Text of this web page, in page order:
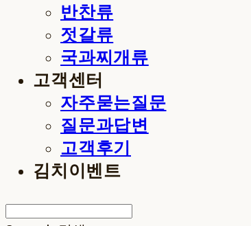
반찬류
젓갈류
국과찌개류
고객센터
자주묻는질문
질문과답변
고객후기
김치이벤트